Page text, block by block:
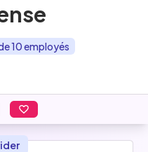
10 employés